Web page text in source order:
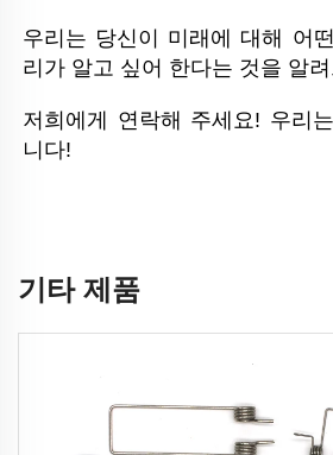
우리는 당신이 미래에 대해 어
리가 알고 싶어 한다는 것을 알
저희에게 연락해 주세요! 우리
니다!
기타 제품